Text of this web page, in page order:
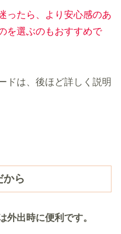
ったら、より安心感のあ
を選ぶのもおすすめで
ドは、後ほど詳しく説明
から
外出時に便利です。